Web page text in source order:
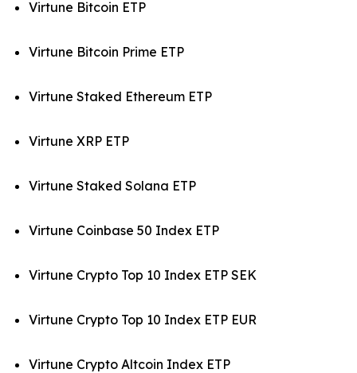
Virtune Bitcoin ETP
Virtune Bitcoin Prime ETP
Virtune Staked Ethereum ETP
Virtune XRP ETP
Virtune Staked Solana ETP
Virtune Coinbase 50 Index ETP
Virtune Crypto Top 10 Index ETP SEK
Virtune Crypto Top 10 Index ETP EUR
Virtune Crypto Altcoin Index ETP